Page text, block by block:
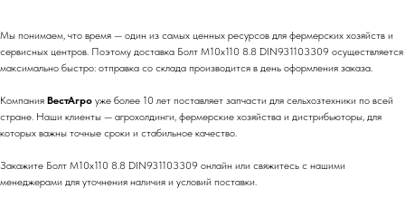
Мы понимаем, что время — один из самых ценных ресурсов для фермерских хозяйств и
сервисных центров. Поэтому доставка Болт М10х110 8.8 DIN931103309 осуществляется
максимально быстро: отправка со склада производится в день оформления заказа.
Компания ВестАгро уже более 10 лет поставляет запчасти для сельхозтехники по всей
стране. Наши клиенты — агрохолдинги, фермерские хозяйства и дистрибьюторы, для
которых важны точные сроки и стабильное качество.
Закажите Болт М10х110 8.8 DIN931103309 онлайн или свяжитесь с нашими
менеджерами для уточнения наличия и условий поставки.